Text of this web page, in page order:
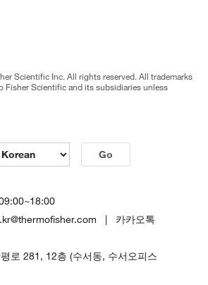
Scientific Inc. All rights reserved. All trademarks
Fisher Scientific and its subsidiaries unless
Go
| 카카오톡
로 281, 12층 (수서동, 수서오피스